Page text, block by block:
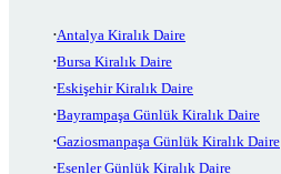
Antalya Kiralık Daire
Bursa Kiralık Daire
Eskişehir Kiralık Daire
Bayrampaşa Günlük Kiralık Daire
Gaziosmanpaşa Günlük Kiralık Daire
Esenler Günlük Kiralık Daire